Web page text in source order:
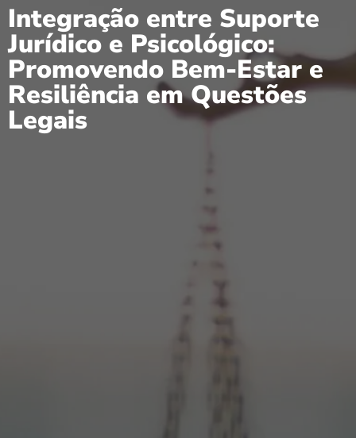
Integração entre Suporte
Jurídico e Psicológico:
Promovendo Bem-Estar e
Resiliência em Questões
Legais